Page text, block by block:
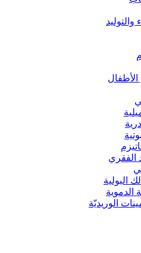
الفقري
البولية
الدموية
الوريديّة